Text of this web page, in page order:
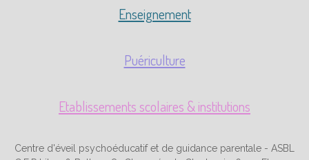
Enseignement
Puériculture
Etablissements scolaires & institutions
Centre d'éveil psychoéducatif et de guidance parentale - ASBL